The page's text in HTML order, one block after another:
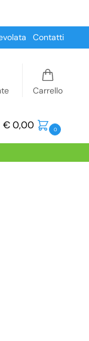
Contatti
Carrello
€0,00 0